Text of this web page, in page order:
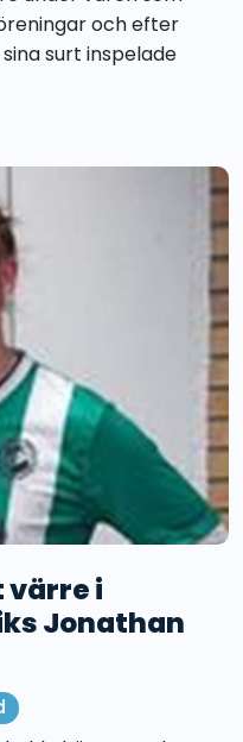
och efter
surt inspelade
värre i
Jonathan